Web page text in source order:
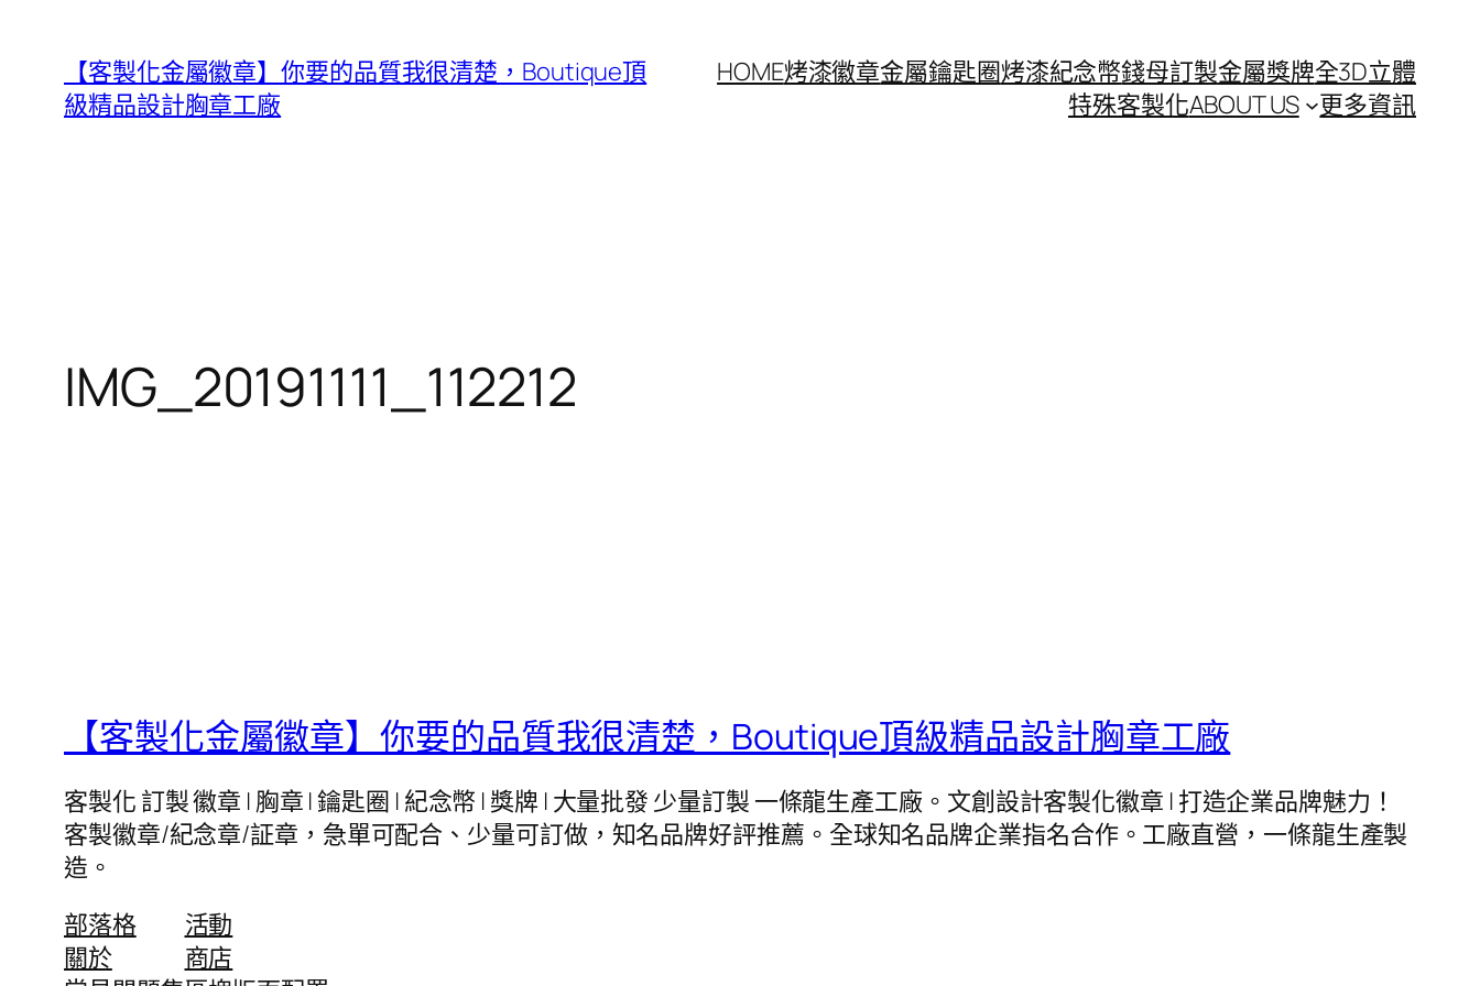
【客製化金屬徽章】你要的品質我很清楚，Boutique頂
級精品設計胸章工廠
HOME烤漆徽章金屬鑰匙圈烤漆紀念幣錢母訂製金屬獎牌全3D立體
特殊客製化ABOUT US 更多資訊
IMG_20191111_112212
【客製化金屬徽章】你要的品質我很清楚，Boutique頂級精品設計胸章工廠
客製化 訂製 徽章 | 胸章 | 鑰匙圈 | 紀念幣 | 獎牌 | 大量批發 少量訂製 一條龍生產工廠。文創設計客製化徽章 | 打造企業品牌魅力！
客製徽章/紀念章/証章，急單可配合、少量可訂做，知名品牌好評推薦。全球知名品牌企業指名合作。工廠直營，一條龍生產製
造。
部落格
關於
活動
商店